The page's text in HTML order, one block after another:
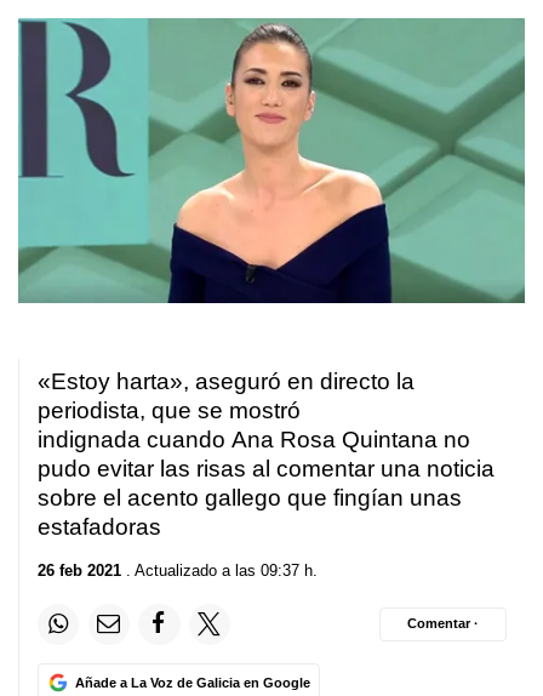
«Estoy harta», aseguró en directo la
periodista, que se mostró
indignada cuando Ana Rosa Quintana no
pudo evitar las risas al comentar una noticia
sobre el acento gallego que fingían unas
estafadoras
26 feb 2021 . Actualizado a las 09:37 h.
Añade a La Voz de Galicia en Google
Comentar ·